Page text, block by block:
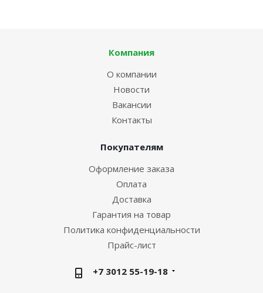
Компания
О компании
Новости
Вакансии
Контакты
Покупателям
Оформление заказа
Оплата
Доставка
Гарантия на товар
Политика конфиденциальности
Прайс-лист
+7 3012 55-19-18